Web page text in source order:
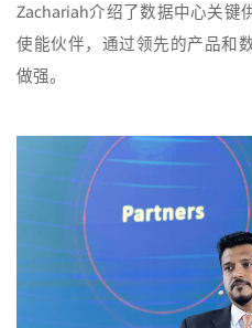
Zachariah介绍了数据中心关键
使能伙伴，通过领先的产品和
做强。